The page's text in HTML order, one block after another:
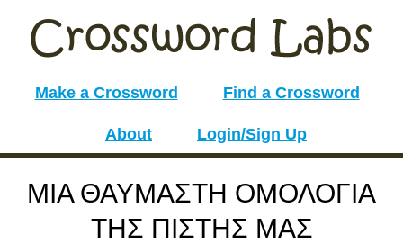
Make a Crossword Find a Crossword
About Login/Sign Up
ΜΙΑ ΘΑΥΜΑΣΤΗ ΟΜΟΛΟΓΙΑ
ΤΗΣ ΠΙΣΤΗΣ ΜΑΣ